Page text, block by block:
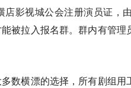
影视城公会注册演员证，
被拉入报名群。群内有管
数横漂的选择，所有剧组用